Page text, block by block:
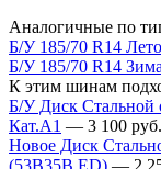
Аналогичные по
Б/У 185/70 R14
Б/У 185/70 R14
К этим шинам
Б/У Диск Стальной
Кат.А1 — 3 100 руб.
Новое Диск
(53B35B ED) — 2